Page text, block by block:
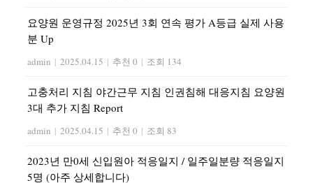
요양원 운영규정 2025년 3회 연속 평가 A등급 실제 사용
분 Up
admin | 2025.04.15 | 추천 0 | 조회 134
고충처리 지침 야간근무 지침 인권침해 대응지침 요양원
3대 추가 지침 Report
admin | 2025.04.15 | 추천 0 | 조회 83
2023년 만0세 신입원아 적응일지 / 일주일분량 적응일지
5명 (아주 상세합니다)